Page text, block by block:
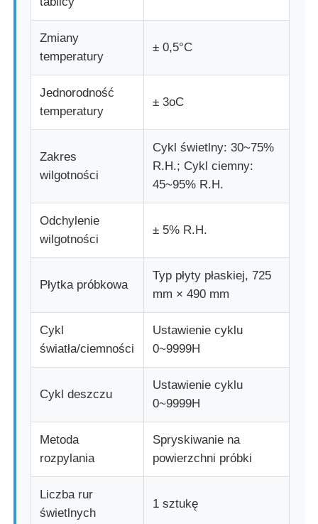
Zmiany
temperatury
± 0,5°C
Jednorodność
temperatury
± 3oC
Zakres
wilgotności
Cykl świetlny: 30~75%
R.H.; Cykl ciemny:
45~95% R.H.
Odchylenie
wilgotności
± 5% R.H.
Płytka próbkowa
Typ płyty płaskiej, 725
mm × 490 mm
Cykl
światła/ciemności
Ustawienie cyklu
0~9999H
Cykl deszczu
Ustawienie cyklu
0~9999H
Metoda
rozpylania
Spryskiwanie na
powierzchni próbki
Liczba rur
świetlnych
1 sztukę